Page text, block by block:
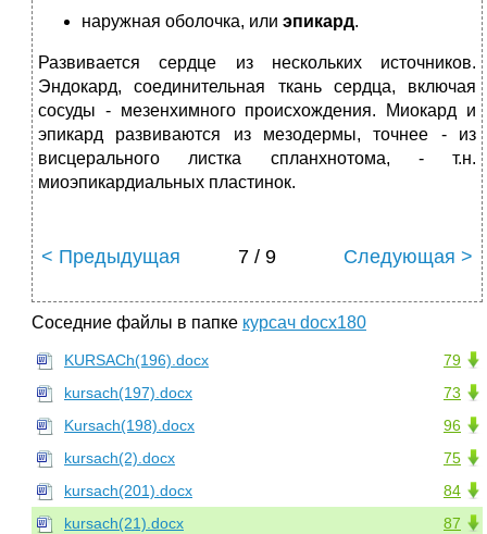
наружная оболочка, или эпикард.
Развивается сердце из нескольких источников.
Эндокард, соединительная ткань сердца, включая
сосуды - мезенхимного происхождения. Миокард и
эпикард развиваются из мезодермы, точнее - из
висцерального листка спланхнотома, - т.н.
миоэпикардиальных пластинок.
< Предыдущая 7 / 9 Следующая >
Соседние файлы в папке курсач docx180
79
KURSACh(196).docx
73
kursach(197).docx
96
Kursach(198).docx
75
kursach(2).docx
84
kursach(201).docx
87
kursach(21).docx